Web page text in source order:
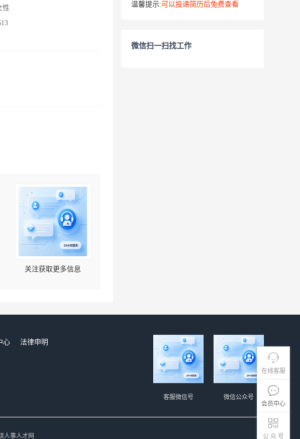
在线客服
会员中心
公 众 号
性
关注获取更多信息
温馨提示: 可以投递简历后免费查看
微信扫一扫找工作
心
法律申明
微信公众号
客服微信号
人事人才网